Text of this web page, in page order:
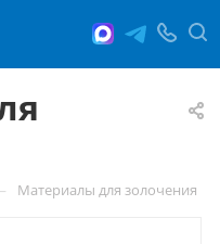
Материалы для золочения